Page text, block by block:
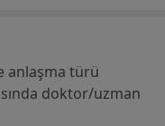
anlaşma türü
doktor/uzman